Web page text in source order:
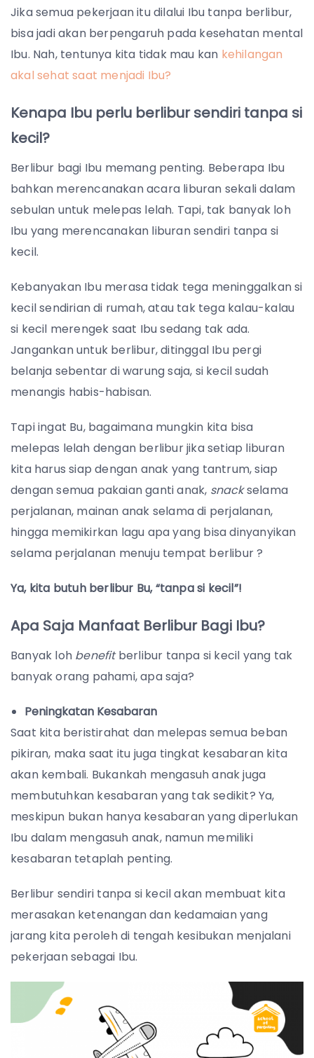
Jika semua pekerjaan itu dilalui Ibu tanpa berlibur,
bisa jadi akan berpengaruh pada kesehatan mental
Ibu. Nah, tentunya kita tidak mau kan kehilangan
akal sehat saat menjadi Ibu?
Kenapa Ibu perlu berlibur sendiri tanpa si
kecil?
Berlibur bagi Ibu memang penting. Beberapa Ibu
bahkan merencanakan acara liburan sekali dalam
sebulan untuk melepas lelah. Tapi, tak banyak loh
Ibu yang merencanakan liburan sendiri tanpa si
kecil.
Kebanyakan Ibu merasa tidak tega meninggalkan si
kecil sendirian di rumah, atau tak tega kalau-kalau
si kecil merengek saat Ibu sedang tak ada.
Jangankan untuk berlibur, ditinggal Ibu pergi
belanja sebentar di warung saja, si kecil sudah
menangis habis-habisan.
Tapi ingat Bu, bagaimana mungkin kita bisa
melepas lelah dengan berlibur jika setiap liburan
kita harus siap dengan anak yang tantrum, siap
dengan semua pakaian ganti anak, snackselama
perjalanan, mainan anak selama di perjalanan,
hingga memikirkan lagu apa yang bisa dinyanyikan
selama perjalanan menuju tempat berlibur ?
Ya, kita butuh berlibur Bu, “tanpa si kecil”!
Apa Saja Manfaat Berlibur Bagi Ibu?
Banyak loh benefitberlibur tanpa si kecil yang tak
banyak orang pahami, apa saja?
Peningkatan Kesabaran
Saat kita beristirahat dan melepas semua beban
pikiran, maka saat itu juga tingkat kesabaran kita
akan kembali. Bukankah mengasuh anak juga
membutuhkan kesabaran yang tak sedikit? Ya,
meskipun bukan hanya kesabaran yang diperlukan
Ibu dalam mengasuh anak, namun memiliki
kesabaran tetaplah penting.
Berlibur sendiri tanpa si kecil akan membuat kita
merasakan ketenangan dan kedamaian yang
jarang kita peroleh di tengah kesibukan menjalani
pekerjaan sebagai Ibu.